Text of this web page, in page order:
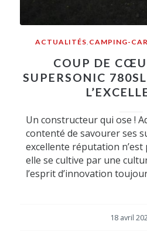
ACTUALITÉS CAMPING-
COUP DE
SUPERSONIC
Un constructeur qui ose !
contenté de savourer ses
excellente réputation n’est
elle se cultive par une
l’esprit d’innovation
18 avril